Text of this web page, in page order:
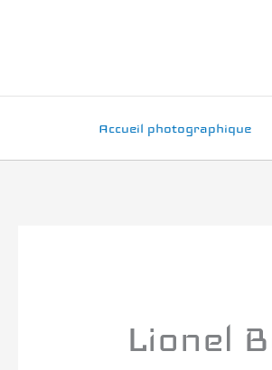
Accueil photographique
Lionel